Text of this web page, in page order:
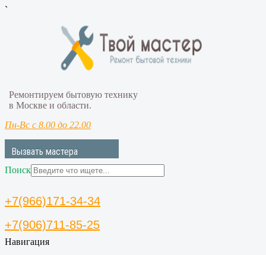
`
Ремонтируем бытовую технику
в Москве и области.
Пн-Вс с 8.00 до 22.00
Вызвать мастера
Поиск
+7(966)171-34-34
+7(906)711-85-25
Навигация